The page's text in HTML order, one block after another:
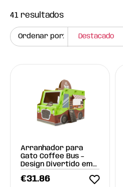
41 resultados
Ordenar por:
Arranhador para
Gato Coffee Bus –
Design Divertido em
€31.86